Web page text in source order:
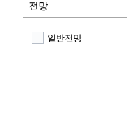
전망
일반전망